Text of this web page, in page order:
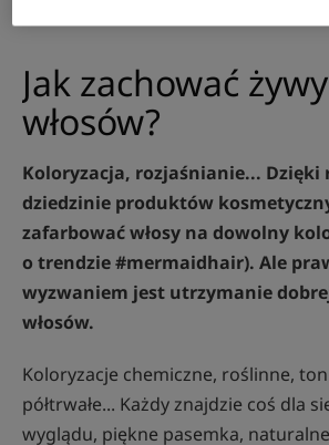
Jak zachować
włosów?
Koloryzacja, rozjaśnianie...
dziedzinie produktów
zafarbować włosy na dowolny
o trendzie #mermaidhair). Ale
wyzwaniem jest utrzymanie
włosów.
Koloryzacje chemiczne, roślinne,
półtrwałe... Każdy znajdzie coś dla
wyglądu, piękne pasemka,